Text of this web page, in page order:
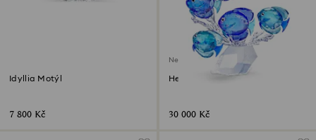
Idyllia Motýl
7 800 Kč
Není na skladě
Hejno ryb
30 000 Kč